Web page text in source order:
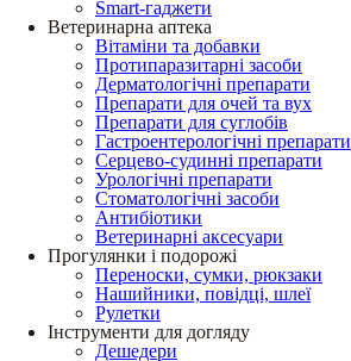
Smart-гаджети
Ветеринарна аптека
Вітаміни та добавки
Протипаразитарні засоби
Дерматологічні препарати
Препарати для очей та вух
Препарати для суглобів
Гастроентерологічні препарати
Серцево-судинні препарати
Урологічні препарати
Стоматологічні засоби
Антибіотики
Ветеринарні аксесуари
Прогулянки і подорожі
Переноски, сумки, рюкзаки
Нашийники, повідці, шлеї
Рулетки
Інструменти для догляду
Дешедери